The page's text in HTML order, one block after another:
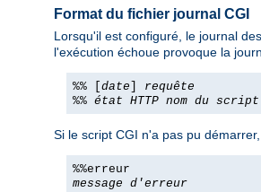
Format du fichier journal CGI
Lorsqu'il est configuré, le journal
l'exécution échoue provoque la
%% [ date
requête
%% état HTTP nom du script
Si le script CGI n'a pas pu
%%erreur
message d'erreur